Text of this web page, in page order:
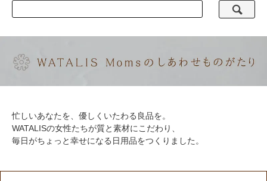
忙しいあなたを、優しくいたわる良品を。
WATALISの女性たちが質と素材にこだわり、
毎日がちょっと幸せになる日用品をつくりました。